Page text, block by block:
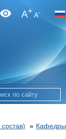
A+A-
» Кафедры